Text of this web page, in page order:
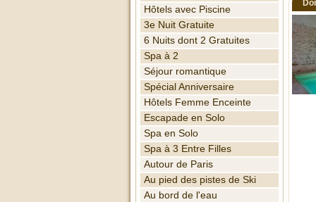
Hôtels avec Piscine
3e Nuit Gratuite
6 Nuits dont 2 Gratuites
Spa à 2
Séjour romantique
Spécial Anniversaire
Hôtels Femme Enceinte
Escapade en Solo
Spa en Solo
Spa à 3 Entre Filles
Autour de Paris
Au pied des pistes de Ski
Au bord de l'eau